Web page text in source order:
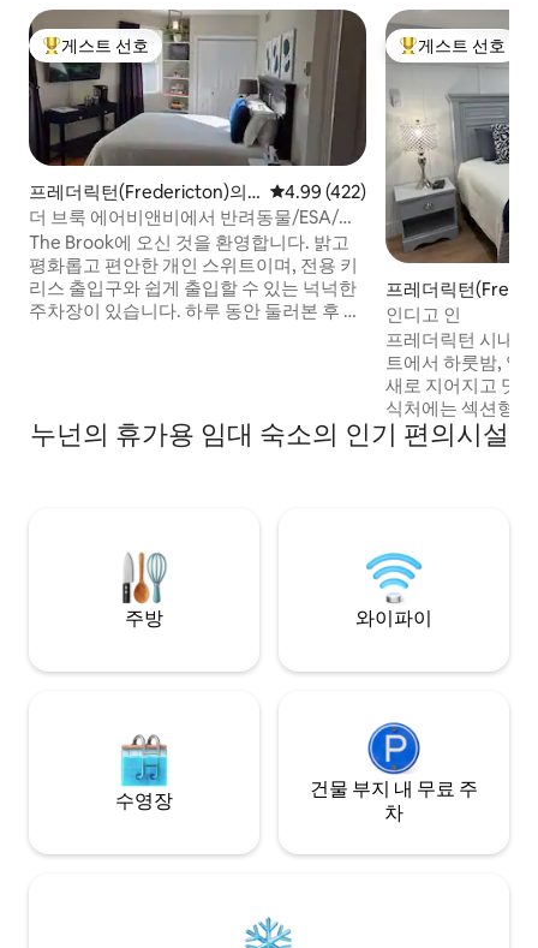
상위 게스트 선호
게스트 선호
프레더릭턴(Fredericton)의
게스트 스위트
평점 4.99점(5점 만점), 후기 422
4.99 (422)
더 브룩 에어비앤비에서 반려동물/ESA/서
비스 동물 제외를 발행함
The Brook에 오신 것을 환영합니다. 밝고
평화롭고 편안한 개인 스위트이며, 전용 키
리스 출입구와 쉽게 출입할 수 있는 넉넉한
주차장이 있습니다. 하루 동안 둘러본 후 벨
수 있습니다. 프레더릭턴 시내에서 단 10분,
공항에서 20분 거리에 편리하게 위치한 더
상위 게스트 선호
게스트 선호
프레더릭턴
아파트
인디고 인
프레더릭턴 시내
트에서 하룻밤, 일
새로 지어지고 멋
식처에는 섹션형
난로, 싱크대가 있
커, 전자레인지, 토
형 화장대, 변기가
누넌의 휴가용 임대 숙소의 인기 편의시설
주방 와이파이
수영장
건물 부지 내 무료 주
차